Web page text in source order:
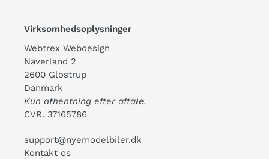
Virksomhedsoplysninger
Webtrex Webdesign
Naverland 2
2600 Glostrup
Danmark
Kun afhentning efter aftale.
CVR. 37165786
support@nyemodelbiler.dk
Kontakt os